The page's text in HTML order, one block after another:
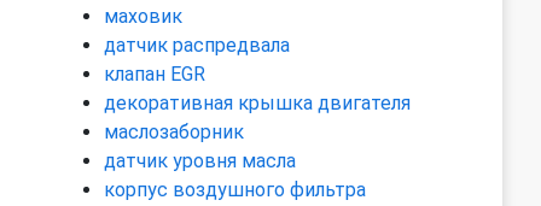
маховик
датчик распредвала
клапан EGR
декоративная крышка двигателя
маслозаборник
датчик уровня масла
корпус воздушного фильтра